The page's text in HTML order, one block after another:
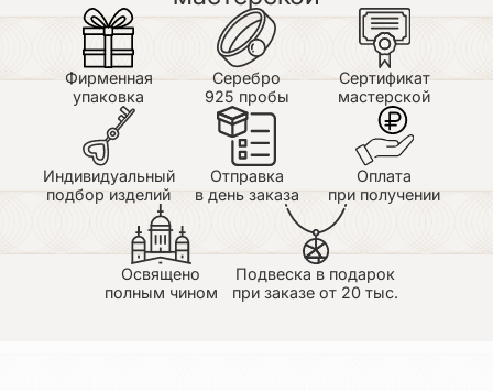
Екатерина
26.06.2026
Достоинства: Очень красивый крестик.
Заказывали в подарок на именины, именинник
просто в восторге! Очень качественно выполнен,
просто глаз не оторвать. Недостатки: Нет
Заказывали в первый раз. Очень волновались, что
не успеем к нужной дате.Но крестик пришел даже
раньше срока. Все были рады. Спасибо огромное
за качественную работу.
Фирменная
упаковка
Серебро
925 пробы
Сертификат
мастерской
Индивидуальный
подбор изделий
Отправка
в день заказа
Оплата
при получении
Освящено
полным чином
Подвеска в подарок
при заказе от 20 тыс.